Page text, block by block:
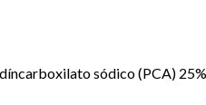
sódico (PCA)